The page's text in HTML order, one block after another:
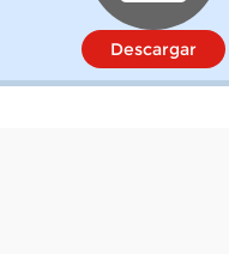
Descargar